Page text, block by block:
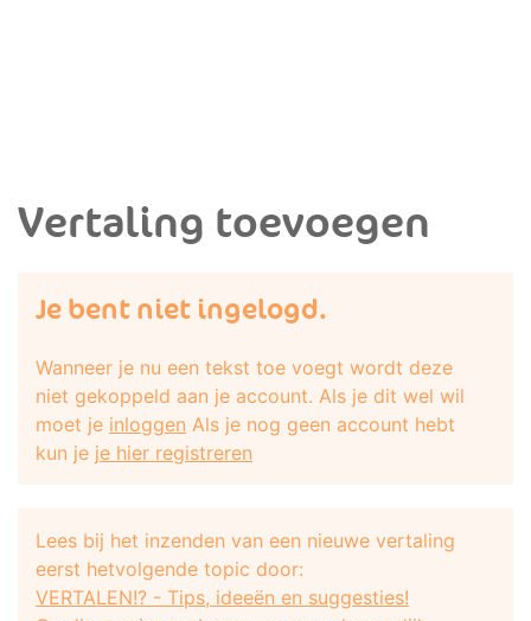
Vertaling toevoegen
Je bent niet ingelogd.
Wanneer je nu een tekst toe voegt wordt deze
niet gekoppeld aan je account. Als je dit wel wil
moet je inloggen Als je nog geen account hebt
kun je je hier registreren
Lees bij het inzenden van een nieuwe vertaling
eerst hetvolgende topic door:
VERTALEN!? - Tips, ideeën en suggesties!